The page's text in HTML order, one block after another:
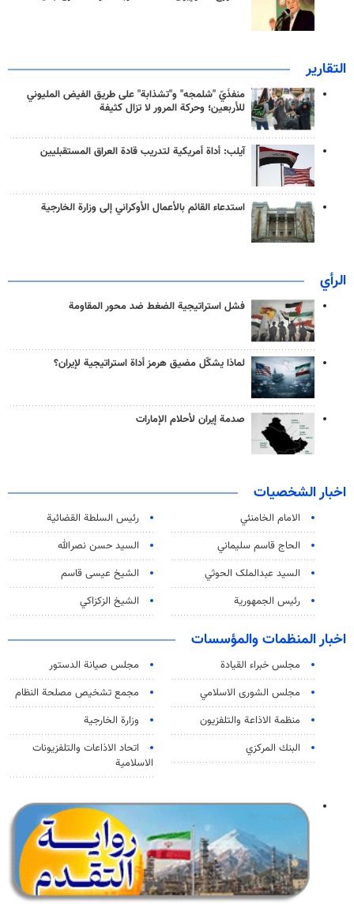
التقارير
منفذَيّ "شلمجه" و"تشذابة" على طريق الفيض المليوني
للأربعين؛ وحركة المرور لا تزال كثيفة
آيلب: أداة أمريكية لتدريب قادة العراق المستقبليين
استدعاء القائم بالأعمال الأوكراني إلى وزارة الخارجية
الرأي
فشل استراتيجية الضغط ضد محور المقاومة
لماذا يشكّل مضيق هرمز أداة استراتيجية لإيران؟
صدمة إيران لأحلام الإمارات
اخبار الشخصيات
الامام الخامنئي
رئیس السلطة القضائیة
الحاج قاسم سليماني
السيد حسن نصرالله
السید عبدالملک الحوثي
الشيخ عيسى قاسم
رئيس الجمهورية
الشيخ الزكزاكي
اخبار المنظمات والمؤسسات
مجلس خبراء القيادة
مجلس صيانة الدستور
مجلس الشورى الاسلامي
مجمع تشخيص مصلحة النظام
منظمة الاذاعة والتلفزیون
وزارة الخارجية
البنك المركزي
اتحاد الاذاعات والتلفزيونات
الاسلامية